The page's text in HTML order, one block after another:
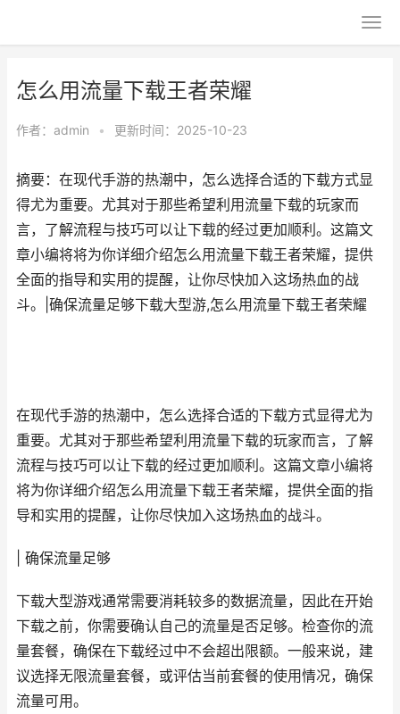
怎么用流量下载王者荣耀
作者： admin • 更新时间：2025-10-23
摘要：在现代手游的热潮中，怎么选择合适的下载方式显
得尤为重要。尤其对于那些希望利用流量下载的玩家而
言，了解流程与技巧可以让下载的经过更加顺利。这篇文
章小编将将为你详细介绍怎么用流量下载王者荣耀，提供
全面的指导和实用的提醒，让你尽快加入这场热血的战
斗。|确保流量足够下载大型游,怎么用流量下载王者荣耀
在现代手游的热潮中，怎么选择合适的下载方式显得尤为
重要。尤其对于那些希望利用流量下载的玩家而言，了解
流程与技巧可以让下载的经过更加顺利。这篇文章小编将
将为你详细介绍怎么用流量下载王者荣耀，提供全面的指
导和实用的提醒，让你尽快加入这场热血的战斗。
| 确保流量足够
下载大型游戏通常需要消耗较多的数据流量，因此在开始
下载之前，你需要确认自己的流量是否足够。检查你的流
量套餐，确保在下载经过中不会超出限额。一般来说，建
议选择无限流量套餐，或评估当前套餐的使用情况，确保
流量可用。